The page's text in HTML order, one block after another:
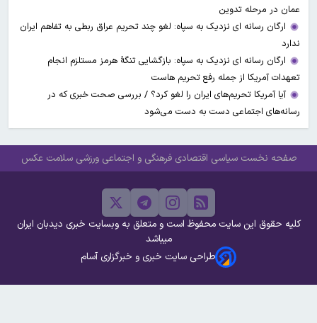
عمان در مرحله تدوین
ارگان رسانه ای نزدیک به سپاه: لغو چند تحریم عراق ربطی به تفاهم ایران
ندارد
ارگان رسانه ای نزدیک به سپاه: بازگشایی تنگۀ هرمز مستلزم انجام
تعهدات آمریکا از جمله رفع تحریم هاست
آیا آمریکا تحریم‌های ایران را لغو کرد؟ / بررسی صحت خبری که در
رسانه‌های اجتماعی دست به دست می‌شود
صفحه نخست سیاسی اقتصادی فرهنگی و اجتماعی ورزشی سلامت عکس
کلیه حقوق این سایت محفوظ است و متعلق به وبسایت خبری دیدبان ایران
میباشد
طراحی سایت خبری و خبرگزاری آسام